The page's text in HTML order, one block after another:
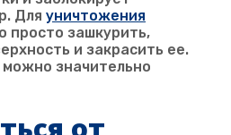
Для уничтожения
просто зашкурить,
и закрасить ее.
значительно